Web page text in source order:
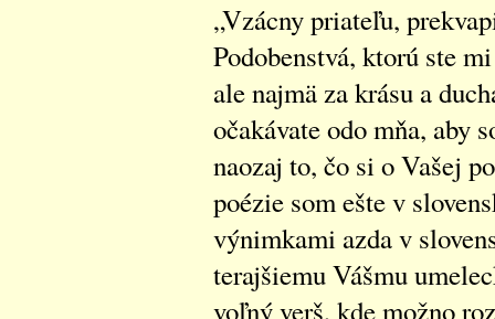
„Vzácny priateľu,
Podobenstvá, ktorú ste
ale najmä za krásu a
očakávate odo mňa, aby
naozaj to, čo si o Vašej
poézie som ešte v
výnimkami azda v
terajšiemu Vášmu
voľný verš, kde možno